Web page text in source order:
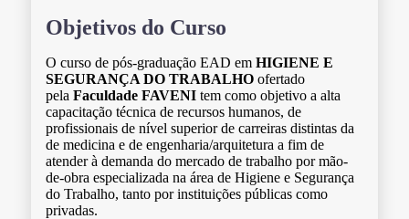
Objetivos do Curso
O curso de pós-graduação EAD em HIGIENE E
SEGURANÇA DO TRABALHO ofertado
pela Faculdade FAVENI tem como objetivo a alta
capacitação técnica de recursos humanos, de
profissionais de nível superior de carreiras distintas da
de medicina e de engenharia/arquitetura a fim de
atender à demanda do mercado de trabalho por mão-
de-obra especializada na área de Higiene e Segurança
do Trabalho, tanto por instituições públicas como
privadas.